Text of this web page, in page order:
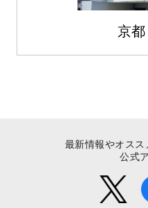
京
最新情報やオスス
公式